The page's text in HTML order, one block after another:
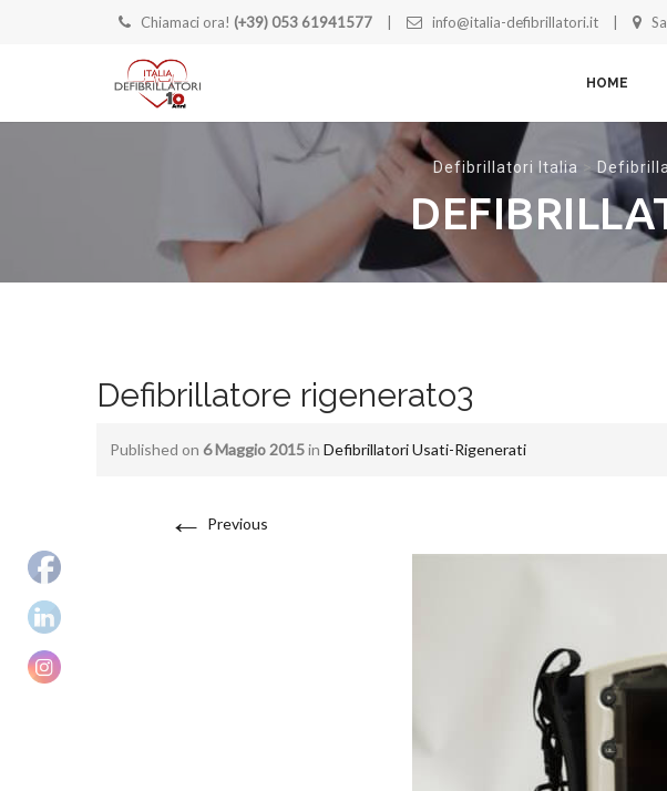
Chiamaci ora! (+39) 053 61941577 info@italia-defibrillatori.it
HOME
Defibrillatori Italia >
Defibrillatore rigenerato3
Published on 6 Maggio 2015in Defibrillatori Usati-Rigenerati
← Previous